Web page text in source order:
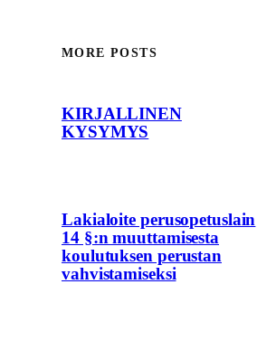
MORE POSTS
KIRJALLINEN
KYSYMYS
Lakialoite perusopetuslain
14 §:n muuttamisesta
koulutuksen perustan
vahvistamiseksi